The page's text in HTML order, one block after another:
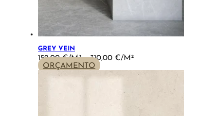
GREY VEIN
152,00€ – 310,00 €
PRICE
152,00 €
ORÇAMENTO